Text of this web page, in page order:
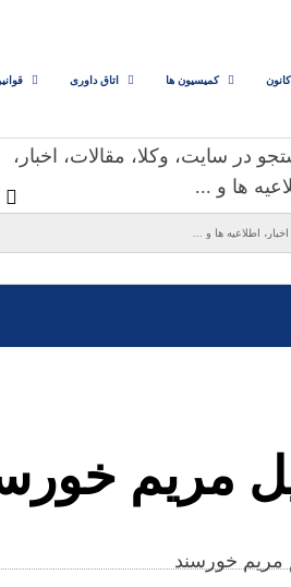
کمیسیون ها اتاق داوری
در سایت، وکلا، مقالات، اخبار،
ها و ...
مریم
مریم خورسند